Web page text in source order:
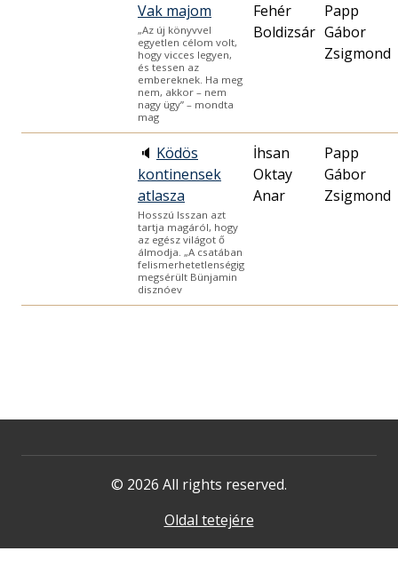
Vak majom
„Az új könyvvel
egyetlen célom volt,
hogy vicces legyen,
és tessen az
embereknek. Ha meg
nem, akkor – nem
nagy ügy” – mondta
mag
Fehér
Boldizsár
Papp
Gábor
Zsigmond
🔈 Ködös
kontinensek
atlasza
Hosszú Isszan azt
tartja magáról, hogy
az egész világot ő
álmodja. „A csatában
felismerhetetlenségig
megsérült Bünjamin
disznóev
İhsan
Oktay
Anar
Papp
Gábor
Zsigmond
© 2026 All rights reserved.
Oldal tetejére